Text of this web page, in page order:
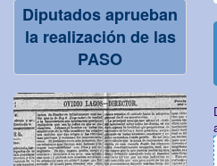
Diputados aprueban
la realización de las
PASO